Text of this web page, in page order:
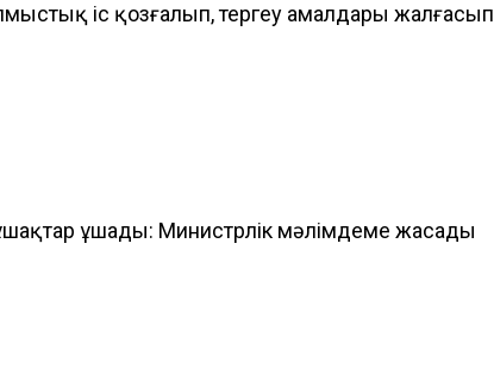
іс қозғалып, тергеу амалдары жалғасып
ұшады: Министрлік мәлімдеме жасады